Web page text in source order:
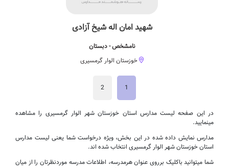
شهید امان اله شیخ آزادی
نامشخص - دبستان
خوزستان الوار گرمسیری
1
2
در این صفحه لیست مدارس استان خوزستان شهر الوار گرمسیری را مشاهده
مینمایید.
مدارس نمایش داده شده در این بخش، ویژه درخواست شما یعنی لیست مدارس
استان خوزستان شهر الوار گرمسیری انتخاب شده اند.
شما میتوانید باکلیک برروی عنوان هرمدرسه، اطلاعات مدرسه موردنظرتان را از میان